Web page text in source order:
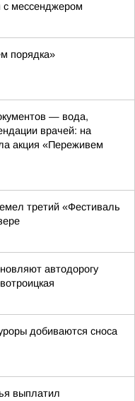
с мессенджером
порядка»
— вода,
врачей: на
акция «Переживем
третий «Фестиваль
автодорогу
добиваются сноса
выплатил